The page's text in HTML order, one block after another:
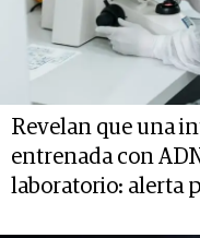
Revelan que una
entrenada con
laboratorio: alerta